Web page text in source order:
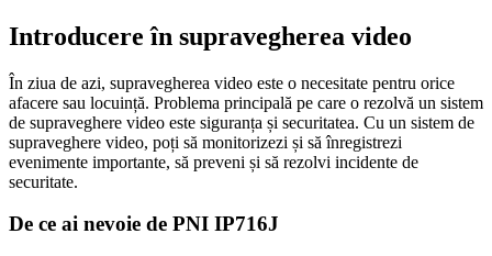
Introducere în supravegherea video
În ziua de azi, supravegherea video este o necesitate pentru orice
afacere sau locuință. Problema principală pe care o rezolvă un sistem
de supraveghere video este siguranța și securitatea. Cu un sistem de
supraveghere video, poți să monitorizezi și să înregistrezi
evenimente importante, să preveni și să rezolvi incidente de
securitate.
De ce ai nevoie de PNI IP716J